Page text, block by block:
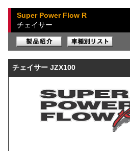
Super Power Flow R
チェイサー
チェイサー JZX100